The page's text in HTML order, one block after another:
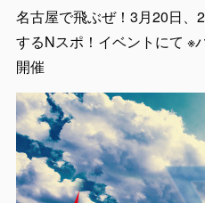
名古屋で飛ぶぜ！3月20日、
するNスポ！イベントにて ※
開催